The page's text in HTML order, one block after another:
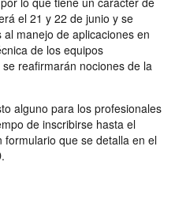
el 21 y 22 de junio y se
manejo de aplicaciones en
de los equipos
reafirmarán nociones de la
alguno para los profesionales
de inscribirse hasta el
que se detalla en el